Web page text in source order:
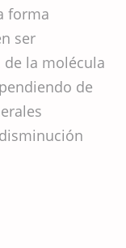
forma
ser
la molécula
de